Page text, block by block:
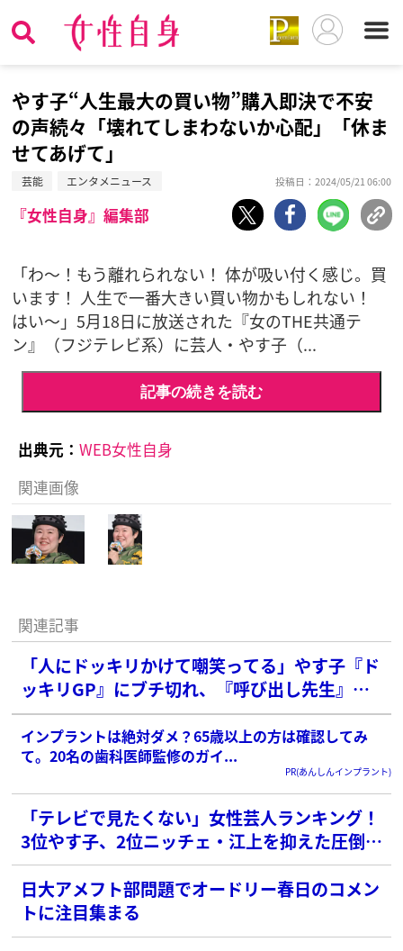
やす子“人生最大の買い物”購入即決で不安
の声続々「壊れてしまわないか心配」「休ま
せてあげて」
芸能 エンタメニュース 投稿日：2024/05/21 06:00
『女性自身』編集部
「わ～！もう離れられない！ 体が吸い付く感じ。買
います！ 人生で一番大きい買い物かもしれない！
はい～」5月18日に放送された『女のTHE共通テ
ン』（フジテレビ系）に芸人・やす子（...
記事の続きを読む
出典元： WEB女性自身
関連画像
関連記事
「人にドッキリかけて嘲笑ってる」やす子『ド
ッキリGP』にブチ切れ、『呼び出し先生』の
電気ショックにも「つまんねーな！」と激怒
インプラントは絶対ダメ？65歳以上の方は確認してみ
て。20名の歯科医師監修のガイ...
PR(あんしんインプラント)
「テレビで見たくない」女性芸人ランキング！
3位やす子、2位ニッチェ・江上を抑えた圧倒的
な1位は？
日大アメフト部問題でオードリー春日のコメン
トに注目集まる